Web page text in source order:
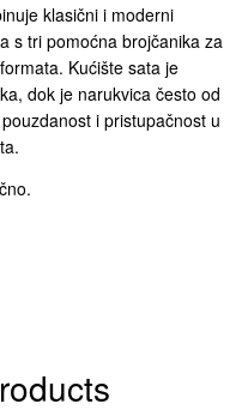
klasični i moderni
s tri pomoćna brojčanika za
Kućište sata je
dok je narukvica često od
i pristupačnost u